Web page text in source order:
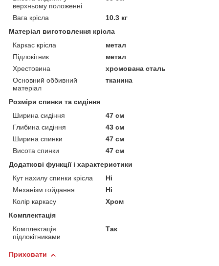
верхньому положенні
Вага крісла
10.3 кг
Матеріал виготовлення крісла
Каркас крісла
метал
Підлокітник
метал
Хрестовина
хромована сталь
Основний оббивний
матеріал
тканина
Розміри спинки та сидіння
Ширина сидіння
47 см
Глибина сидіння
43 см
Ширина спинки
47 см
Висота спинки
47 см
Додаткові функції і характеристики
Кут нахилу спинки крісла
Ні
Механізм гойдання
Ні
Колір каркасу
Хром
Комплектація
Комплектація
підлокітниками
Так
Приховати